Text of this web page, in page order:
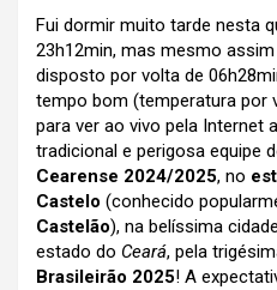
Fui dormir muito tarde nesta
23h12min, mas mesmo
disposto por volta de
tempo bom (temperatura por
para ver ao vivo pela Internet
tradicional e perigosa equipe
Cearense 2024/2025, no
Castelo (conhecido
Castelão), na belíssima
estado do Ceará, pela
Brasileirão 2025! A